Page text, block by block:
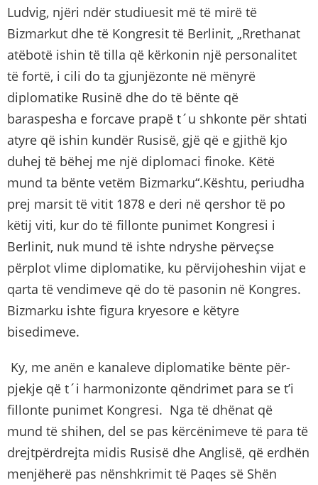
Ludvig, njëri ndër studiuesit më të mirë të
Bizmarkut dhe të Kongresit të Berlinit, „Rrethanat
atëbotë ishin të tilla që kërkonin një personalitet
të fortë, i cili do ta gjunjëzonte në mënyrë
diplomatike Rusinë dhe do të bënte që
baraspesha e forcave prapë t´u shkonte për shtati
atyre që ishin kundër Rusisë, gjë që e gjithë kjo
duhej të bëhej me një diplomaci finoke. Këtë
mund ta bënte vetëm Bizmarku“.Kështu, periudha
prej marsit të vitit 1878 e deri në qershor të po
këtij viti, kur do të fillonte punimet Kongresi i
Berlinit, nuk mund të ishte ndryshe përveçse
përplot vlime diplomatike, ku përvijoheshin vijat e
qarta të vendimeve që do të pasonin në Kongres.
Bizmarku ishte figura kryesore e këtyre
bisedimeve.
Ky, me anën e kanaleve diplomatike bënte për-
pjekje që t´i harmonizonte qëndrimet para se t’i
fillonte punimet Kongresi. Nga të dhënat që
mund të shihen, del se pas kërcënimeve të para të
drejtpërdrejta midis Rusisë dhe Anglisë, që erdhën
menjëherë pas nënshkrimit të Paqes së Shën